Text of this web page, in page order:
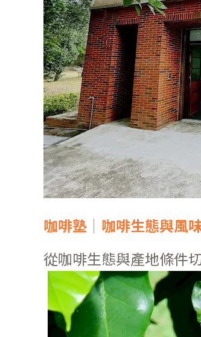
咖啡塾｜咖啡生態與風
從咖啡生態與產地條件